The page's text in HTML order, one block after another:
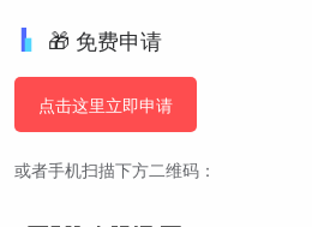
🎁 免费申请
点击这里立即申请
或者手机扫描下方二维码：